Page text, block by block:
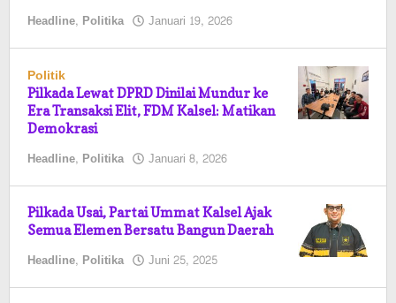
Headline, Politika Januari 19, 2026
Politik
Pilkada Lewat DPRD Dinilai Mundur ke
Era Transaksi Elit, FDM Kalsel: Matikan
Demokrasi
Headline, Politika Januari 8, 2026
Pilkada Usai, Partai Ummat Kalsel Ajak
Semua Elemen Bersatu Bangun Daerah
Headline, Politika Juni 25, 2025